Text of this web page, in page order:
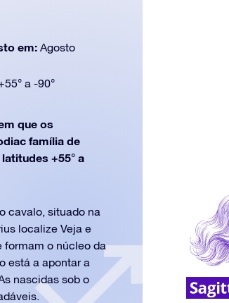
em: Agosto
a -90°
que os
família de
+55° a
cavalo, situado na
localize Veja e
formam o núcleo da
está a apontar a
nascidas sob o